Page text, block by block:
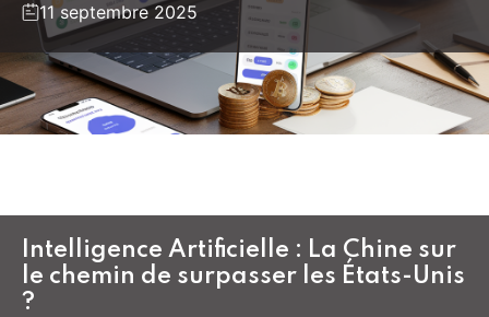
11 septembre 2025
Intelligence Artificielle : La Chine sur
le chemin de surpasser les États-Unis
?